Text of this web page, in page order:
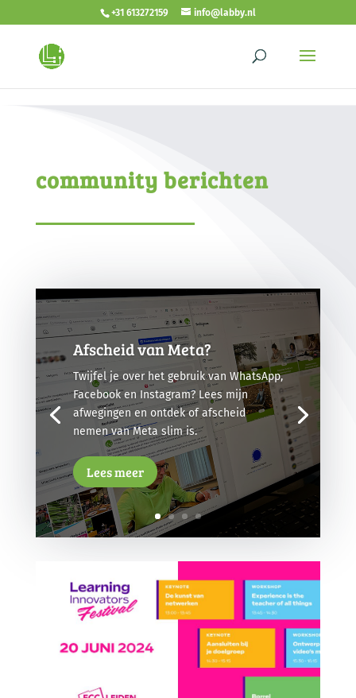
<!- autoplay video --><!- end autoplay video -->
+31 613272159 info@labby.nl
community berichten
Afscheid van Meta?
Twijfel je over het gebruik van WhatsApp,
Facebook en Instagram? Lees mijn
afwegingen en ontdek of afscheid
nemen van Meta slim is.
Lees meer